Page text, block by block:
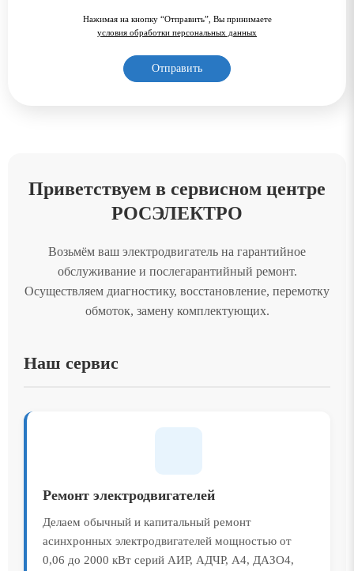
Нажимая на кнопку “Отправить”, Вы принимаете
условия обработки персональных данных
Приветствуем в сервисном центре
РОСЭЛЕКТРО
Возьмём ваш электродвигатель на гарантийное
обслуживание и послегарантийный ремонт.
Осуществляем диагностику, восстановление, перемотку
обмоток, замену комплектующих.
Наш сервис
Ремонт электродвигателей
Делаем обычный и капитальный ремонт
асинхронных электродвигателей мощностью от
0,06 до 2000 кВт серий АИР, АДЧР, А4, ДАЗО4,